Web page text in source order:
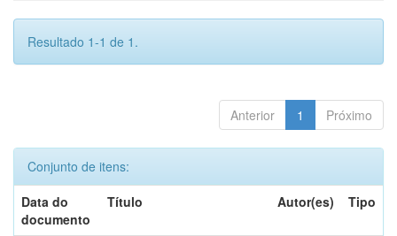
Resultado 1-1 de 1.
Anterior 1 Próximo
Conjunto de itens:
Data do
documento
Título Autor(es) Tipo